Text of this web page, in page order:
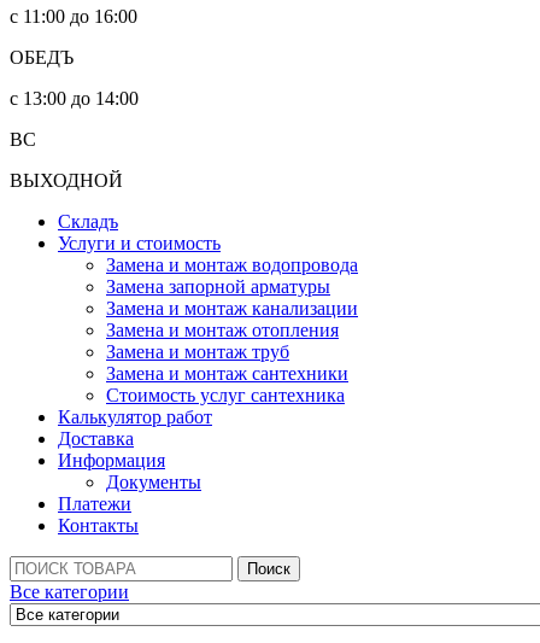
с 11:00 до 16:00
ОБЕДЪ
с 13:00 до 14:00
ВС
ВЫХОДНОЙ
Складъ
Услуги и стоимость
Замена и монтаж водопровода
Замена запорной арматуры
Замена и монтаж канализации
Замена и монтаж отопления
Замена и монтаж труб
Замена и монтаж сантехники
Стоимость услуг сантехника
Калькулятор работ
Доставка
Информация
Документы
Платежи
Контакты
Поиск:
Поиск
Все категории